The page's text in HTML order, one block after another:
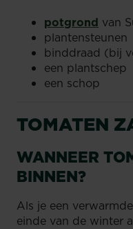
potgrond van
plantensteunen
binddraad (bij
een plantschep
een schop
TOMATEN
WANNEER
BINNEN?
Als je een
einde van de winter